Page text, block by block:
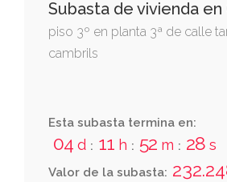
Subasta de vivienda en
piso 3º en planta 3ª de calle
cambrils
Esta subasta termina en:
04 d : 11 h : 52 m : 27 s
Valor de la subasta: